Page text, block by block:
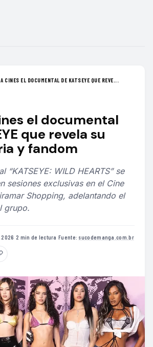
CINES EL DOCUMENTAL DE KATSEYE QUE REVE...
el documental
que revela su
y fandom
“KATSEYE: WILD HEARTS” se
sesiones exclusivas en el Cine
Shopping, adelantando el
grupo.
2026 ·2 min de lectura ·Fuente: sucodemanga.com.br